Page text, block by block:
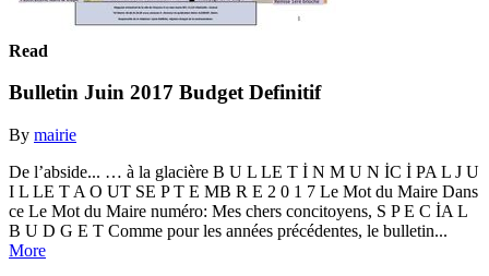
Read
Bulletin Juin 2017 Budget Definitif
By mairie
De l’abside... … à la glacière B U L LE T İ N M U N İC İ PA L J U
I L LE T A O UT SE P T E MB R E 2 0 1 7 Le Mot du Maire Dans
ce Le Mot du Maire numéro: Mes chers concitoyens, S P E C İA L
B U D G E T Comme pour les années précédentes, le bulletin...
More